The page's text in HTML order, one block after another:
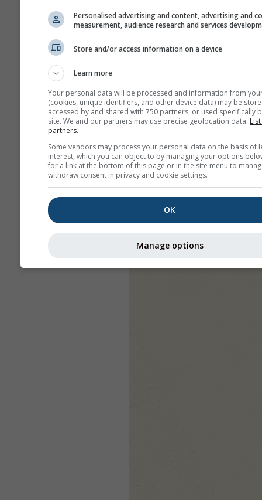
Personalised advertising and content, advertising and
measurement, audience research and services
Store and/or access information on a device
Learn more
Your personal data will be processed and information from
(cookies, unique identifiers, and other device data) may be
accessed by and shared with 750 partners, or used specifically
site. We and our partners may use precise geolocation data.
partners.
Some vendors may process your personal data on the basis of
interest, which you can object to by managing your options
for a link at the bottom of this page or in the site menu to
withdraw consent in privacy and cookie settings.
OK
Manage options